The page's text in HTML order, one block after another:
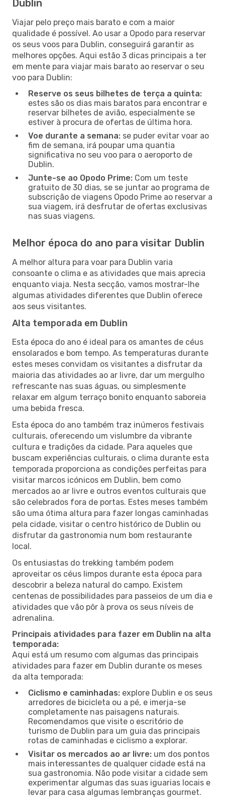
Dublin
Viajar pelo preço mais barato e com a maior
qualidade é possível. Ao usar a Opodo para reservar
os seus voos para Dublin, conseguirá garantir as
melhores opções. Aqui estão 3 dicas principais a ter
em mente para viajar mais barato ao reservar o seu
voo para Dublin:
Reserve os seus bilhetes de terça a quinta:
estes são os dias mais baratos para encontrar e
reservar bilhetes de avião, especialmente se
estiver à procura de ofertas de última hora.
Voe durante a semana: se puder evitar voar ao
fim de semana, irá poupar uma quantia
significativa no seu voo para o aeroporto de
Dublin.
Junte-se ao Opodo Prime: Com um teste
gratuito de 30 dias, se se juntar ao programa de
subscrição de viagens Opodo Prime ao reservar a
sua viagem, irá desfrutar de ofertas exclusivas
nas suas viagens.
Melhor época do ano para visitar Dublin
A melhor altura para voar para Dublin varia
consoante o clima e as atividades que mais aprecia
enquanto viaja. Nesta secção, vamos mostrar-lhe
algumas atividades diferentes que Dublin oferece
aos seus visitantes.
Alta temporada em Dublin
Esta época do ano é ideal para os amantes de céus
ensolarados e bom tempo. As temperaturas durante
estes meses convidam os visitantes a disfrutar da
maioria das atividades ao ar livre, dar um mergulho
refrescante nas suas águas, ou simplesmente
relaxar em algum terraço bonito enquanto saboreia
uma bebida fresca.
Esta época do ano também traz inúmeros festivais
culturais, oferecendo um vislumbre da vibrante
cultura e tradições da cidade. Para aqueles que
buscam experiências culturais, o clima durante esta
temporada proporciona as condições perfeitas para
visitar marcos icónicos em Dublin, bem como
mercados ao ar livre e outros eventos culturais que
são celebrados fora de portas. Estes meses também
são uma ótima altura para fazer longas caminhadas
pela cidade, visitar o centro histórico de Dublin ou
disfrutar da gastronomia num bom restaurante
local.
Os entusiastas do trekking também podem
aproveitar os céus limpos durante esta época para
descobrir a beleza natural do campo. Existem
centenas de possibilidades para passeios de um dia e
atividades que vão pôr à prova os seus níveis de
adrenalina.
Principais atividades para fazer em Dublin na alta
temporada:
Aqui está um resumo com algumas das principais
atividades para fazer em Dublin durante os meses
da alta temporada:
Ciclismo e caminhadas: explore Dublin e os seus
arredores de bicicleta ou a pé, e imerja-se
completamente nas paisagens naturais.
Recomendamos que visite o escritório de
turismo de Dublin para um guia das principais
rotas de caminhadas e ciclismo a explorar.
Visitar os mercados ao ar livre: um dos pontos
mais interessantes de qualquer cidade está na
sua gastronomia. Não pode visitar a cidade sem
experimentar algumas das suas iguarias locais e
levar para casa algumas lembranças gourmet.